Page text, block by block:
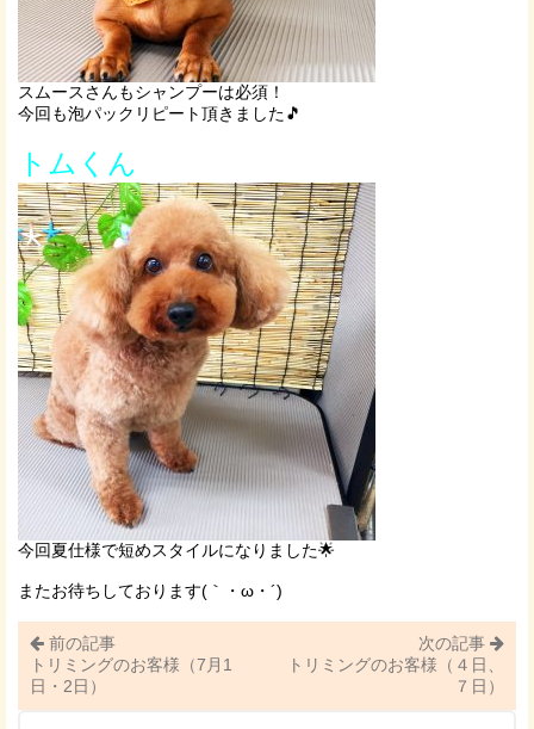
スムースさんもシャンプーは必須！
今回も泡パックリピート頂きました🎵
トムくん
今回夏仕様で短めスタイルになりました🌟
またお待ちしております(｀・ω・´)ゞ
前の記事
トリミングのお客様（7月1
日・2日）
次の記事
トリミングのお客様（４日、
７日）